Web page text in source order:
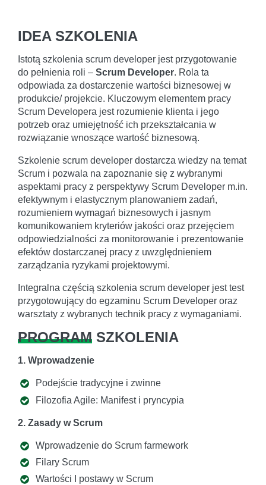
IDEA SZKOLENIA
Istotą szkolenia scrum developer jest przygotowanie
do pełnienia roli – Scrum Developer. Rola ta
odpowiada za dostarczenie wartości biznesowej w
produkcie/ projekcie. Kluczowym elementem pracy
Scrum Developera jest rozumienie klienta i jego
potrzeb oraz umiejętność ich przekształcania w
rozwiązanie wnoszące wartość biznesową.
Szkolenie scrum developer dostarcza wiedzy na temat
Scrum i pozwala na zapoznanie się z wybranymi
aspektami pracy z perspektywy Scrum Developer m.in.
efektywnym i elastycznym planowaniem zadań,
rozumieniem wymagań biznesowych i jasnym
komunikowaniem kryteriów jakości oraz przejęciem
odpowiedzialności za monitorowanie i prezentowanie
efektów dostarczanej pracy z uwzględnieniem
zarządzania ryzykami projektowymi.
Integralna częścią szkolenia scrum developer jest test
przygotowujący do egzaminu Scrum Developer oraz
warsztaty z wybranych technik pracy z wymaganiami.
PROGRAM SZKOLENIA
1. Wprowadzenie
Podejście tradycyjne i zwinne
Filozofia Agile: Manifest i pryncypia
2. Zasady w Scrum
Wprowadzenie do Scrum farmework
Filary Scrum
Wartości I postawy w Scrum